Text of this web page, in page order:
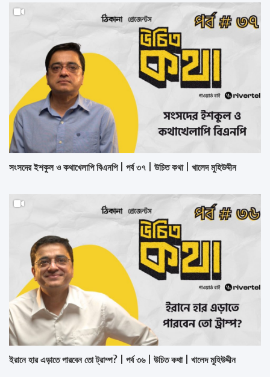
সংসদের ইশকুল ও কথাখেলাপি বিএনপি | পর্ব ৩৭ | উচিত কথা | খালেদ মুহিউদ্দীন
ইরানে হার এড়াতে পারবেন তো ট্রাম্প? | পর্ব ৩৬ | উচিত কথা | খালেদ মুহিউদ্দীন